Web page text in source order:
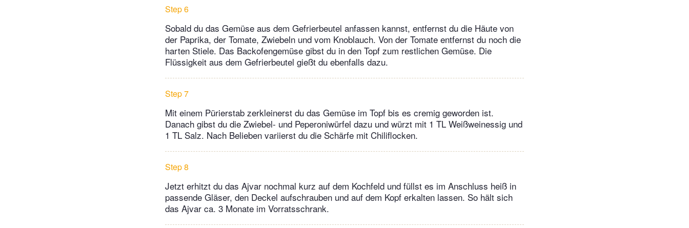
Step 6
Sobald du das Gemüse aus dem Gefrierbeutel anfassen kannst, entfernst du die Häute von
der Paprika, der Tomate, Zwiebeln und vom Knoblauch. Von der Tomate entfernst du noch die
harten Stiele. Das Backofengemüse gibst du in den Topf zum restlichen Gemüse. Die
Flüssigkeit aus dem Gefrierbeutel gießt du ebenfalls dazu.
Step 7
Mit einem Pürierstab zerkleinerst du das Gemüse im Topf bis es cremig geworden ist.
Danach gibst du die Zwiebel- und Peperoniwürfel dazu und würzt mit 1 TL Weißweinessig und
1 TL Salz. Nach Belieben variierst du die Schärfe mit Chiliflocken.
Step 8
Jetzt erhitzt du das Ajvar nochmal kurz auf dem Kochfeld und füllst es im Anschluss heiß in
passende Gläser, den Deckel aufschrauben und auf dem Kopf erkalten lassen. So hält sich
das Ajvar ca. 3 Monate im Vorratsschrank.